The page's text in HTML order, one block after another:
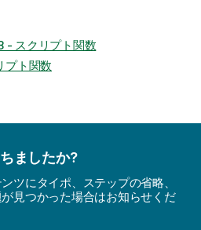
- スクリプト関数
ト関数
ましたか?
ツにタイポ、ステップの省略、
見つかった場合はお知らせくだ